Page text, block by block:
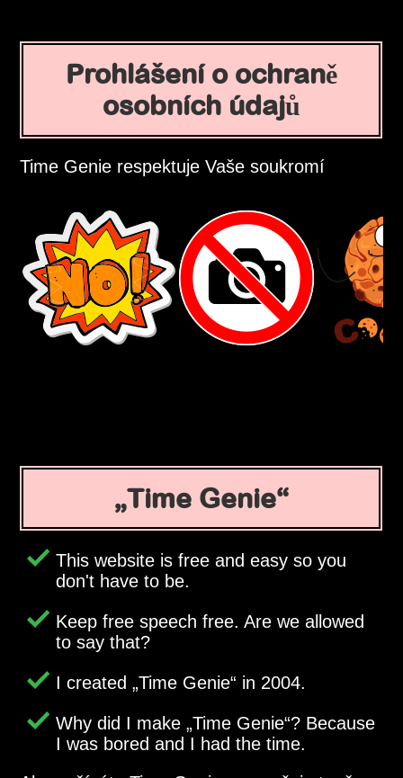
Prohlášení o ochraně
osobních údajů
Time Genie respektuje Vaše soukromí
Time Genie
This website is free and easy so you
don't have to be.
Keep free speech free. Are we allowed
to say that?
I created Time Genie in 2004.
Why did I make Time Genie ? Because
I was bored and I had the time.